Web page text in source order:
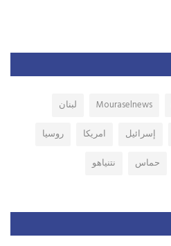
Mouraselnews
لبنان
إسرائيل امريكا
روسيا
حماس نتنياهو